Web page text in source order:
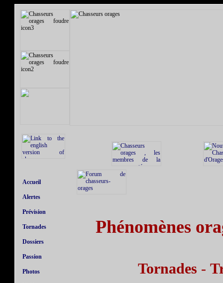
Accueil
Alertes
Prévision
Tornades
Dossiers
Passion
Photos
Phénomènes
Tornades -